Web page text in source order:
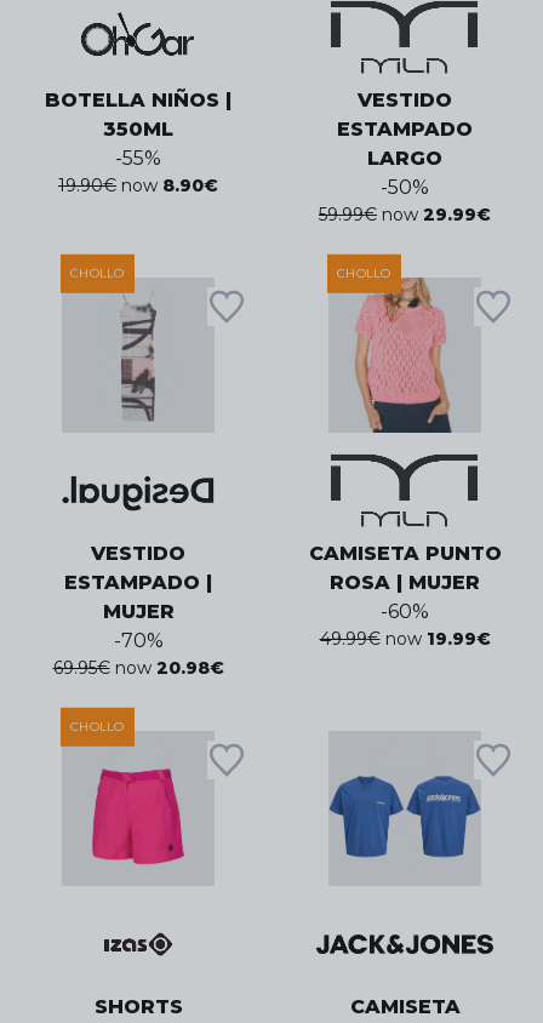
BOTELLA NIÑOS |
350ML
-55%
19.90€ now 8.90€
VESTIDO
ESTAMPADO
LARGO
-50%
59.99€ now 29.99€
CHOLLO
VESTIDO
ESTAMPADO |
MUJER
-70%
69.95€ now 20.98€
CHOLLO
CAMISETA PUNTO
ROSA | MUJER
-60%
49.99€ now 19.99€
CHOLLO
SHORTS
CAMISETA